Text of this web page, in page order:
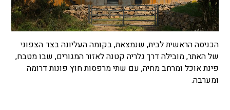
הכניסה הראשית לבית, שנמצאת, בקומה העליונה בצד הצפוני
של האתר, מובילה דרך גלריה קטנה לאזור המגורים, שבו מטבח,
פינת אוכל ומרחב מחיה, עם שתי מרפסות חוץ פונות דרומה
ומערבה.